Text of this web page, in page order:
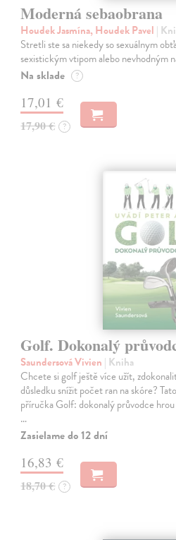
Moderná sebaobrana
Houdek Jasmína, Houdek Pavel |
Stretli ste sa niekedy so sexuálnym
sexistickým vtipom alebo nevhodným
Na sklade ?
17,01 €
17,90 € ?
Golf. Dokonalý
Saundersová Vivien | Kniha
Chcete si golf ještě více užít,
důsledku snížit počet ran na skóre?
příručka Golf: dokonalý průvodce hrou
…
Zasielame do 12 dní
16,83 €
18,70 € ?